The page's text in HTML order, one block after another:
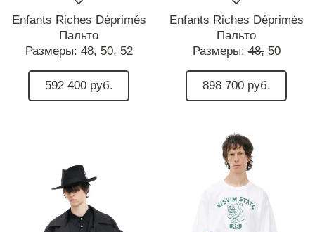
Enfants Riches Déprimés
Пальто
Размеры: 48, 50, 52
592 400 руб.
Enfants Riches Déprimés
Пальто
Размеры:48, 50
898 700 руб.